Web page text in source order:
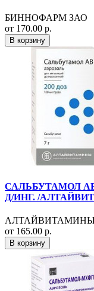
БИННОФАРМ ЗАО
от 170.00 р.
В корзину
САЛЬБУТАМОЛ АВ
Д/ИНГ. /
от 165.00 р.
В корзину